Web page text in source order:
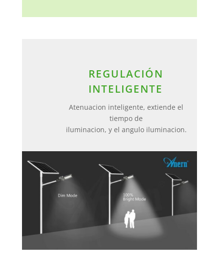
REGULACIÓN
INTELIGENTE
Atenuacion inteligente, extiende el
tiempo de
iluminacion, y el angulo iluminacion.